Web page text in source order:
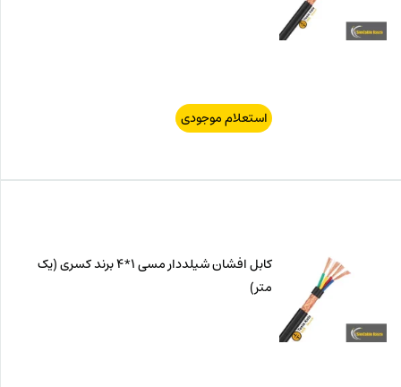
استعلام موجودی
کابل افشان شیلددار مسی 1*4 برند کسری (یک
متر)